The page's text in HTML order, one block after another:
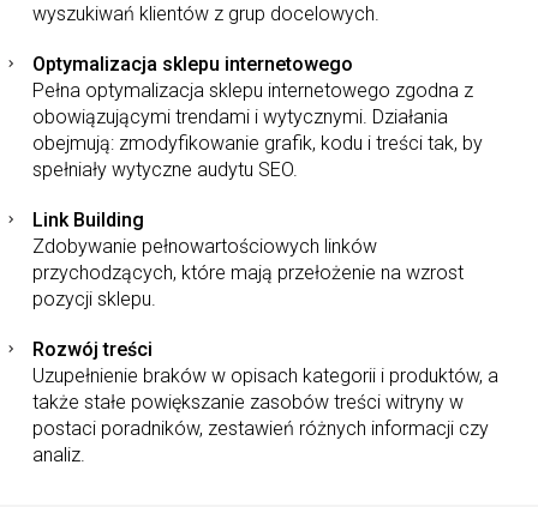
wyszukiwań klientów z grup docelowych.
Optymalizacja sklepu internetowego
Pełna optymalizacja sklepu internetowego zgodna z
obowiązującymi trendami i wytycznymi. Działania
obejmują: zmodyfikowanie grafik, kodu i treści tak, by
spełniały wytyczne audytu SEO.
Link Building
Zdobywanie pełnowartościowych linków
przychodzących, które mają przełożenie na wzrost
pozycji sklepu.
Rozwój treści
Uzupełnienie braków w opisach kategorii i produktów, a
także stałe powiększanie zasobów treści witryny w
postaci poradników, zestawień różnych informacji czy
analiz.